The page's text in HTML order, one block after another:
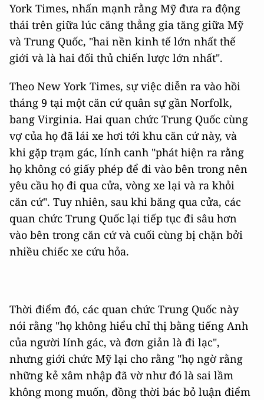
York Times, nhấn mạnh rằng Mỹ đưa ra động
thái trên giữa lúc căng thẳng gia tăng giữa Mỹ
và Trung Quốc, "hai nền kinh tế lớn nhất thế
giới và là hai đối thủ chiến lược lớn nhất".
Theo New York Times, sự việc diễn ra vào hồi
tháng 9 tại một căn cứ quân sự gần Norfolk,
bang Virginia. Hai quan chức Trung Quốc cùng
vợ của họ đã lái xe hơi tới khu căn cứ này, và
khi gặp trạm gác, lính canh "phát hiện ra rằng
họ không có giấy phép để đi vào bên trong nên
yêu cầu họ đi qua cửa, vòng xe lại và ra khỏi
căn cứ". Tuy nhiên, sau khi băng qua cửa, các
quan chức Trung Quốc lại tiếp tục đi sâu hơn
vào bên trong căn cứ và cuối cùng bị chặn bởi
nhiều chiếc xe cứu hỏa.
Thời điểm đó, các quan chức Trung Quốc này
nói rằng "họ không hiểu chỉ thị bằng tiếng Anh
của người lính gác, và đơn giản là đi lạc",
nhưng giới chức Mỹ lại cho rằng "họ ngờ rằng
những kẻ xâm nhập đã vờ như đó là sai lầm
không mong muốn, đồng thời bác bỏ luận điểm